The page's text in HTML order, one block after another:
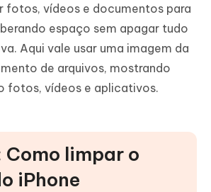
fotos, vídeos e documentos para
espaço sem apagar tudo
Aqui vale usar uma imagem da
de arquivos, mostrando
fotos, vídeos e aplicativos.
Como limpar o
iPhone